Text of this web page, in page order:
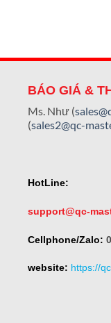
BÁO GIÁ &
Ms. Như (
(sales2@qc-
HotLine:
support@qc-
Cellphone/Zalo:
website: https://